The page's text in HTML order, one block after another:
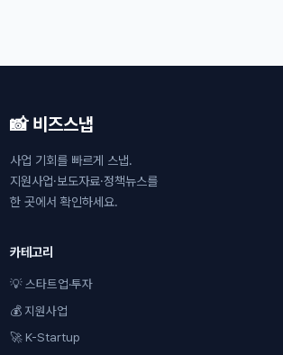
📸 비즈스냅
사업 기회를 빠르게 스냅.
지원사업·보도자료·정책뉴스를
한 곳에서 확인하세요.
카테고리
💡 스타트업·투자
💰 지원사업
🚀 K-Startup